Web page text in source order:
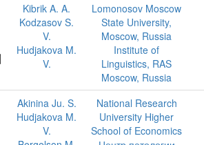
Kibrik A. A.
Kodzasov S.
V.
Hudjakova M.
V.
Lomonosov Moscow
State University,
Moscow, Russia
Institute of
Linguistics, RAS
Moscow, Russia
Akinina Ju. S.
Hudjakova M.
V.
National Research
University Higher
School of Economics